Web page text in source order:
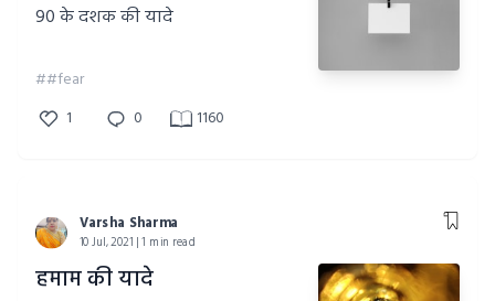
90 के दशक की यादे
##fear
1
0 1160
Varsha Sharma
10 Jul, 2021 | 1 min read
हमाम की यादे